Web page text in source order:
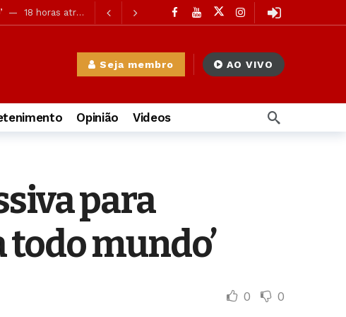
18 horas atrás
1 dia atrás
atrás
Seja membro AO VIVO
Opinião Videos
para
todo mundo’
0 0